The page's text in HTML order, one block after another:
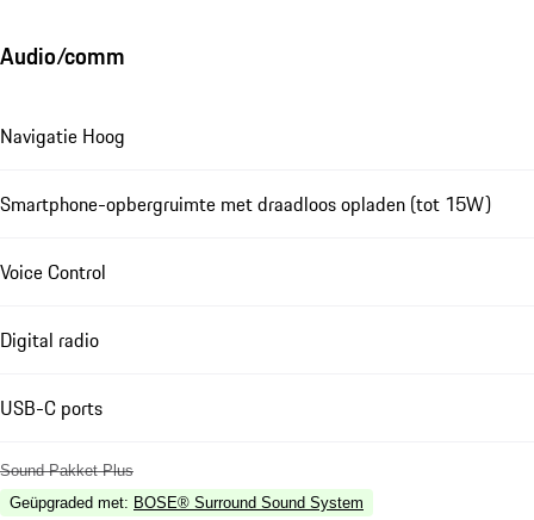
Audio/comm
Navigatie Hoog
Smartphone-opbergruimte met draadloos opladen (tot 15W)
Voice Control
Digital radio
USB-C ports
Sound Pakket Plus
Geüpgraded met: BOSE® Surround Sound System